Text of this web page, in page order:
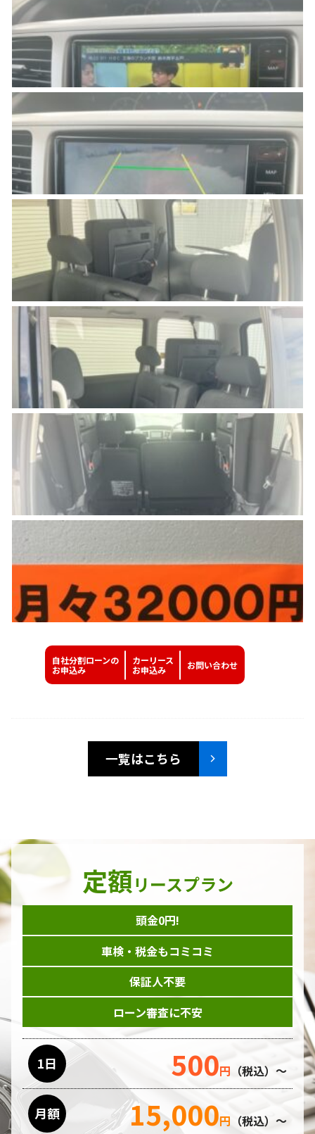
自社分割ローンの
お申込み
カーリース
お申込み
お問い合わせ
一覧はこちら
定額リースプラン
頭金0円!
車検・税金もコミコミ
保証人不要
ローン審査に不安
1日 500円 （税込）～
月額 15,000円 （税込）～